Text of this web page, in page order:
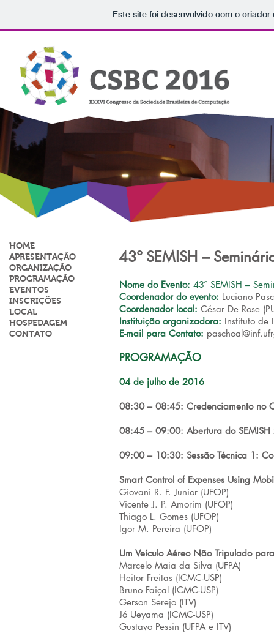
Este site foi desenvolvido com o
HOME
APRESENTAÇÃO
ORGANIZAÇÃO
PROGRAMAÇÃO
EVENTOS
INSCRIÇÕES
LOCAL
HOSPEDAGEM
CONTATO
43º SEMISH –
Nome do Evento: 43º SEMISH –
Coordenador do evento: Luciano
Coordenador local: César De Rose
Instituição organizadora: Instituto de
E-mail para Contato:
PROGRAMAÇÃO
04 de julho de 2016
08:30 – 08:45: Credenciamento no
08:45 – 09:00: Abertura do SEMISH
09:00 – 10:30: Sessão Técnica 1:
Smart Control of Expenses Using
Giovani R. F. Junior (UFOP)
Vicente J. P. Amorim (UFOP)
Thiago L. Gomes (UFOP)
Igor M. Pereira (UFOP)
Um Veículo Aéreo Não Tripulado
Marcelo Maia da Silva (UFPA)
Heitor Freitas (ICMC-USP)
Bruno Faiçal (ICMC-USP)
Gerson Serejo (ITV)
Jó Ueyama (ICMC-USP)
Gustavo Pessin (UFPA e ITV)